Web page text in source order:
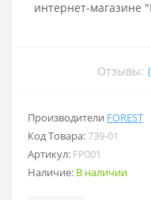
Отзывы:
Производители FOREST
Код Товара:739-01
Артикул: FP001
Наличие: В наличии